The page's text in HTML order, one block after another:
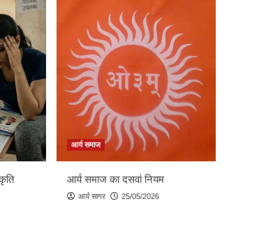
आर्य समाज
आर्य समाज का दसवां नियम
आर्य सागर 25/05/2026